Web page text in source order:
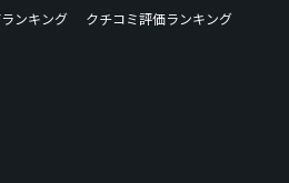
ンキング
クチコミ評価ランキング